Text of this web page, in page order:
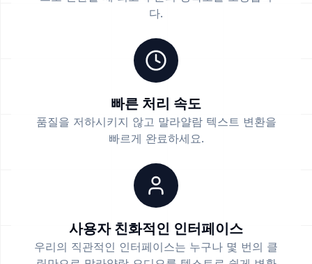
다.
빠른 처리 속도
품질을 저하시키지 않고 말라얄람 텍스트 변환을
빠르게 완료하세요.
사용자 친화적인 인터페이스
우리의 직관적인 인터페이스는 누구나 몇 번의 클